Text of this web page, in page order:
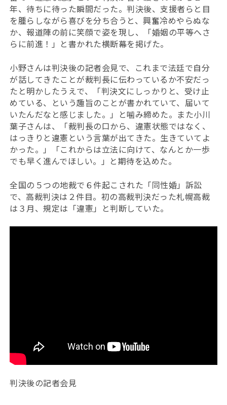
年、待ちに待った瞬間だった。判決後、支援者らと目
を腫らしながら喜びを分ち合うと、興奮冷めやらぬな
か、報道陣の前に笑顔で姿を現し、「婚姻の平等へさ
らに前進！」と書かれた横断幕を掲げた。
小野さんは判決後の記者会見で、これまで法廷で自分
が話してきたことが裁判長に伝わっているか不安だっ
たと明かしたうえで、「判決文にしっかりと、受け止
めている、という趣旨のことが書かれていて、届いて
いたんだなと感じました。」と噛み締めた。また小川
葉子さんは、「裁判長の口から、違憲状態ではなく、
はっきりと違憲という言葉が出てきた。生きていてよ
かった。」「これからは立法に向けて、なんとか一歩
でも早く進んでほしい。」と期待を込めた。
全国の５つの地裁で６件起こされた「同性婚」訴訟
で、高裁判決は２件目。初の高裁判決だった札幌高裁
は３月、規定は「違憲」と判断していた。
判決後の記者会見